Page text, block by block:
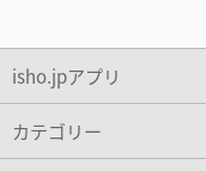
isho.jpアプリ
カテゴリー